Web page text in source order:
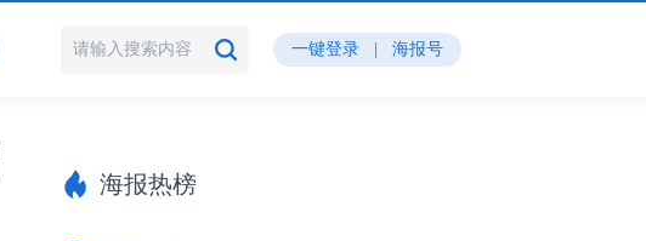
一键登录 海报号
海报热榜